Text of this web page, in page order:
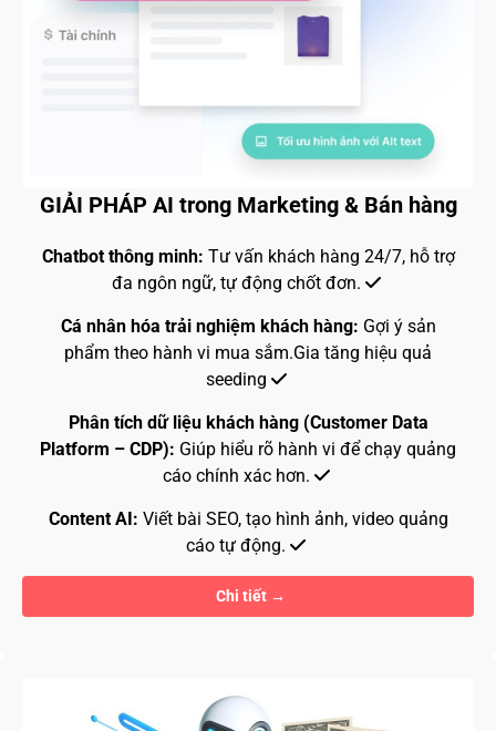
GIẢI PHÁP AI trong Marketing & Bán hàng
Chatbot thông minh: Tư vấn khách hàng 24/7, hỗ trợ
đa ngôn ngữ, tự động chốt đơn.
Cá nhân hóa trải nghiệm khách hàng: Gợi ý sản
phẩm theo hành vi mua sắm.Gia tăng hiệu quả
seeding
Phân tích dữ liệu khách hàng (Customer Data
Platform – CDP): Giúp hiểu rõ hành vi để chạy quảng
cáo chính xác hơn.
Content AI: Viết bài SEO, tạo hình ảnh, video quảng
cáo tự động.
Chi tiết